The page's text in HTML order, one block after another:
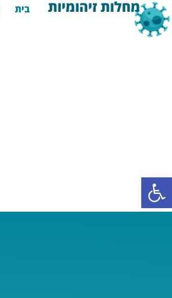
פתח סרגל נגישות
מחלות זיהומיות בית